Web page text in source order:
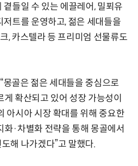
들일 수 있는 에끌레어, 밀푀유
저트를 운영하고, 젊은 세대들을
, 카스텔라 등 프리미엄 선물류도
몽골은 젊은 세대들을 중심으로
확산되고 있어 성장 가능성이
아시아 시장 확대를 위해 중요한
화·차별화 전략을 통해 몽골에서
해 나가겠다”고 말했다.